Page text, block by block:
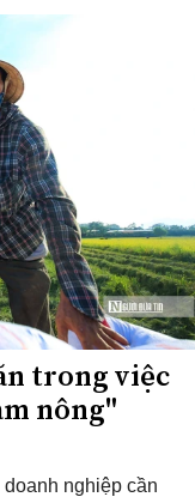
trong việc
nông"
nghiệp cần